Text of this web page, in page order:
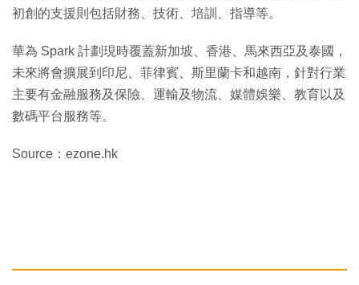
初創的支援則包括財務、技術、培訓、指導等。
華為 Spark 計劃現時覆蓋新加坡、香港、馬來西亞及泰國，
未來將會擴展到印尼、菲律賓、斯里蘭卡和越南，針對行業
主要有金融服務及保險、運輸及物流、媒體娛樂、教育以及
數碼平台服務等。
Source：ezone.hk